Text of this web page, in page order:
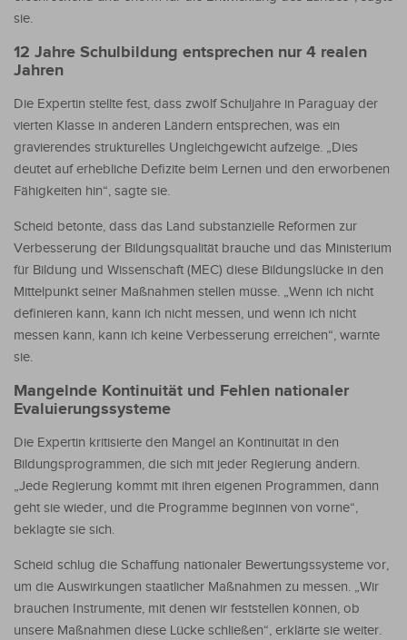
sie.
12 Jahre Schulbildung entsprechen nur 4 realen
Jahren
Die Expertin stellte fest, dass zwölf Schuljahre in Paraguay der
vierten Klasse in anderen Ländern entsprechen, was ein
gravierendes strukturelles Ungleichgewicht aufzeige. „Dies
deutet auf erhebliche Defizite beim Lernen und den erworbenen
Fähigkeiten hin“, sagte sie.
Scheid betonte, dass das Land substanzielle Reformen zur
Verbesserung der Bildungsqualität brauche und das Ministerium
für Bildung und Wissenschaft (MEC) diese Bildungslücke in den
Mittelpunkt seiner Maßnahmen stellen müsse. „Wenn ich nicht
definieren kann, kann ich nicht messen, und wenn ich nicht
messen kann, kann ich keine Verbesserung erreichen“, warnte
sie.
Mangelnde Kontinuität und Fehlen nationaler
Evaluierungssysteme
Die Expertin kritisierte den Mangel an Kontinuität in den
Bildungsprogrammen, die sich mit jeder Regierung ändern.
„Jede Regierung kommt mit ihren eigenen Programmen, dann
geht sie wieder, und die Programme beginnen von vorne“,
beklagte sie sich.
Scheid schlug die Schaffung nationaler Bewertungssysteme vor,
um die Auswirkungen staatlicher Maßnahmen zu messen. „Wir
brauchen Instrumente, mit denen wir feststellen können, ob
unsere Maßnahmen diese Lücke schließen“, erklärte sie weiter.